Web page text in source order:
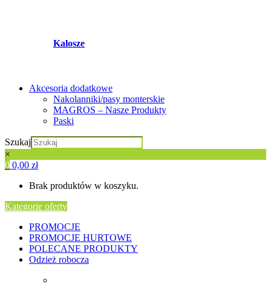
Kalosze
Akcesoria dodatkowe
Nakolanniki/pasy monterskie
MAGROS – Nasze Produkty
Paski
Szukaj
×
0 0,00 zł
Brak produktów w koszyku.
Kategorie oferty
PROMOCJE
PROMOCJE HURTOWE
POLECANE PRODUKTY
Odzież robocza